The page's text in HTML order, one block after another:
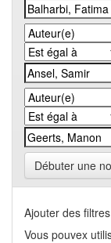
Débuter une
Ajouter des
Vous pouvex